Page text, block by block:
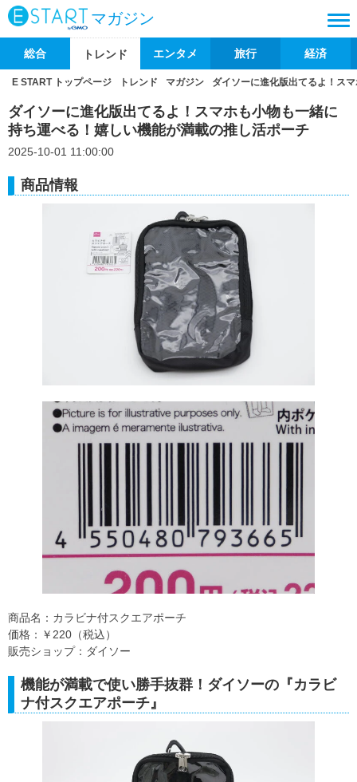
マガジン
総合 トレンド エンタメ 旅行 経済
E START トップページ トレンド マガジン ダイソーに進化版出てるよ！ス
ダイソーに進化版出てるよ！スマホも小物も一緒に
持ち運べる！嬉しい機能が満載の推し活ポーチ
2025-10-01 11:00:00
商品情報
商品名：カラビナ付スクエアポーチ
価格：￥220（税込）
販売ショップ：ダイソー
機能が満載で使い勝手抜群！ダイソーの『カラビ
ナ付スクエアポーチ』